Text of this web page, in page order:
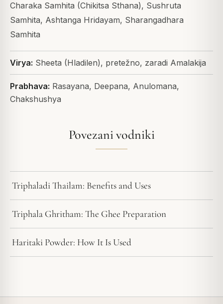
Charaka Samhita (Chikitsa Sthana), Sushruta
Samhita, Ashtanga Hridayam, Sharangadhara
Samhita
Virya: Sheeta (Hladilen), pretežno, zaradi Amalakija
Prabhava: Rasayana, Deepana, Anulomana,
Chakshushya
Povezani vodniki
Triphaladi Thailam: Benefits and Uses
Triphala Ghritham: The Ghee Preparation
Haritaki Powder: How It Is Used